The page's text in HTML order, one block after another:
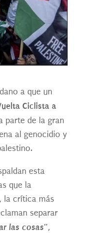
a que un
Ciclista a
parte de la gran
al genocidio y
esta
que la
la crítica más
separar
las cosas”,